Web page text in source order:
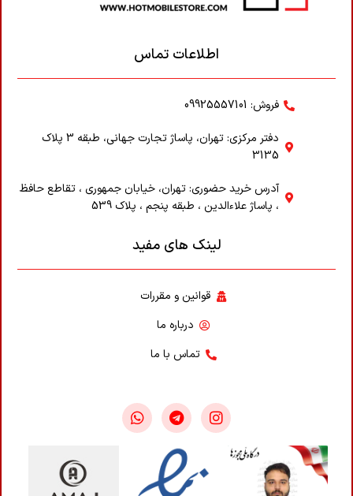
اطلاعات تماس
فروش: 09925557101
دفتر مرکزی: تهران، پاساژ تجارت جهانی، طبقه 3 پلاک
3135
آدرس خرید حضوری: تهران، خیابان جمهوری ، تقاطع حافظ
، پاساژ علاء‌الدین ، طبقه پنجم ، پلاک 539
لینک های مفید
قوانین و مقررات
درباره ما
تماس با ما